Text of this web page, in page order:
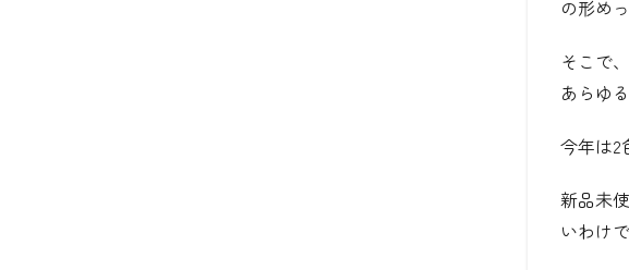
の形め
そこで
あらゆ
今年は2
新品未
いわけ